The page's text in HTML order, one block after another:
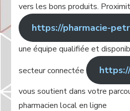
vers les bons produits.
https://pharmacie-
une équipe qualifiée et
secteur connectée
vous soutient dans votre
pharmacien local en ligne